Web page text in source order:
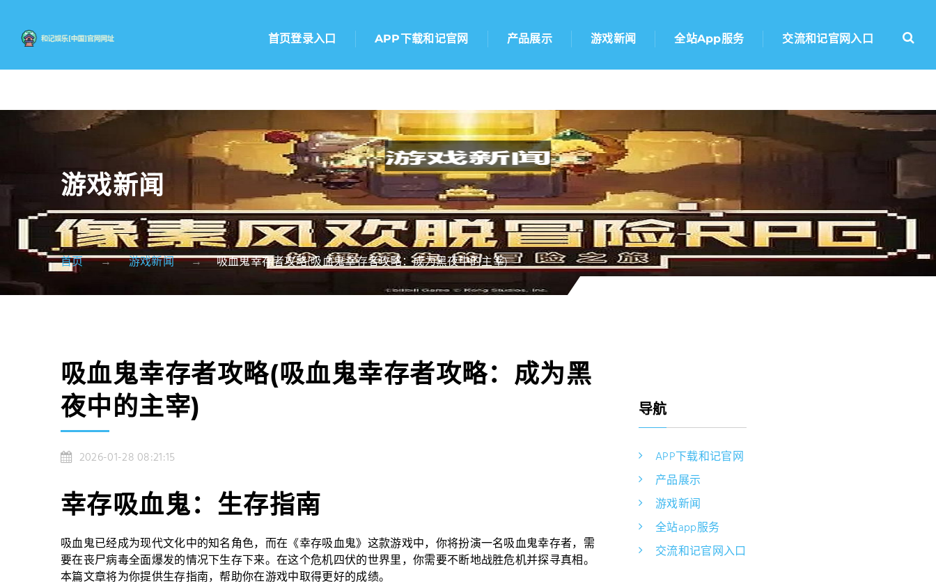
首页登录入口 APP下载和记官网 产品展示 游戏新闻 全站app服务 交流和记官网入口
游戏新闻
首页 游戏新闻 吸血鬼幸存者攻略(吸血鬼幸存者攻略：成为黑夜中的主宰)
吸血鬼幸存者攻略(吸血鬼幸存者攻略：成为黑
夜中的主宰)
2026-01-28 08:21:15
幸存吸血鬼：生存指南
吸血鬼已经成为现代文化中的知名角色，而在《幸存吸血鬼》这款游戏中，你将扮演一名吸血鬼幸存者，需
要在丧尸病毒全面爆发的情况下生存下来。在这个危机四伏的世界里，你需要不断地战胜危机并探寻真相。
本篇文章将为你提供生存指南，帮助你在游戏中取得更好的成绩。
导航
APP下载和记官网
产品展示
游戏新闻
全站app服务
交流和记官网入口